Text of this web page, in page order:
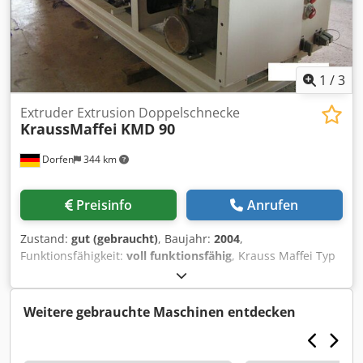
1 /3
Dorfen 344 km
Extruder Extrusion Doppelschnecke
KraussMaffei KMD 90
Preisinfo Anrufen
Zustand: gut (gebraucht), Baujahr: 2004,
Funktionsfähigkeit: voll funktionsfähig, Krauss Maffei Typ
KMD90 zu verkaufen. Der Extruder ist voll funktionsfähig
und kann vor Ort besichtigt werden. Credpfxezr N T Ue
Abrof - C5 Steuerung - Baujahr 2004 Auf Wunsch mit
Verladung, Lieferung, Export-Papieren und vieles mehr.
Weitere gebrauchte Maschinen entdecken